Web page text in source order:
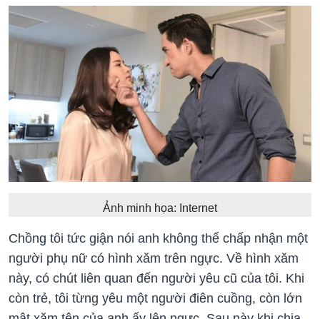
Ảnh minh họa: Internet
Chồng tôi tức giận nói anh không thể chấp nhận một
người phụ nữ có hình xăm trên ngực. Về hình xăm
này, có chút liên quan đến người yêu cũ của tôi. Khi
còn trẻ, tôi từng yêu một người điên cuồng, còn lớn